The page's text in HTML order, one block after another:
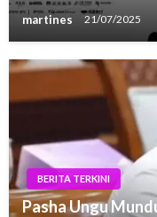
martines 21/07/2025
BERITA TERKINI
Pasha Ungu